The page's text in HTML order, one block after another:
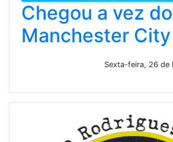
Chegou a vez do
Manchester City
Sexta-feira, 26 de